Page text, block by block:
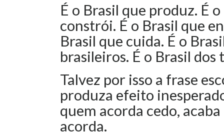
É o Brasil que produz. É
constrói. É o Brasil que
Brasil que cuida. É o
brasileiros. É o Brasil dos
Talvez por isso a frase
produza efeito
quem acorda cedo,
acorda.